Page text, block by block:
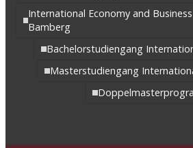
International Economy and
Bamberg
Bachelorstudiengang
Masterstudiengang